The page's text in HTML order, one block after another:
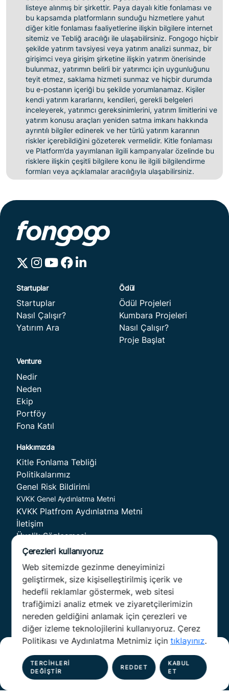
fonlandı Süre Tamamlandı
Yatırımcı Sayısı 111 Min. Yatırım Tutarı 100 TL
listeye alınmış bir şirkettir. Paya dayalı kitle fonlaması ve
bu kapsamda platformların sunduğu hizmetlere yahut
diğer kitle fonlaması faaliyetlerine ilişkin bilgilere internet
sitemiz ve Tebliğ aracılığı ile ulaşabilirsiniz. Fongogo hiçbir
şekilde yatırım tavsiyesi veya yatırım analizi sunmaz, bir
girişimci veya girişim şirketine ilişkin yatırım önerisinde
bulunmaz, yatırımın belirli bir yatırımcı için uygunluğunu
teyit etmez, saklama hizmeti sunmaz ve hiçbir durumda
bu e-postanın içeriği bu şekilde yorumlanamaz. Kişiler
kendi yatırım kararlarını, kendileri, gerekli belgeleri
inceleyerek, yatırımcı gereksinimlerini, yatırım limitlerini ve
yatırım konusu araçları yeniden satma imkanı hakkında
ayrıntılı bilgiler edinerek ve her türlü yatırım kararının
riskler içerebildiğini gözeterek vermelidir. Kitle fonlaması
ve Platform’da yayımlanan ilgili kampanyalar özelinde bu
risklere ilişkin çeşitli bilgilere konu ile ilgili bilgilendirme
formları veya açıklamalar aracılığıyla ulaşabilirsiniz.
Startuplar
Startuplar
Nasıl Çalışır?
Yatırım Ara
Ödül Projeleri
Kumbara Projeleri
Nasıl Çalışır?
Proje Başlat
Venture
Nedir
Neden
Ekip
Portföy
Fona Katıl
Hakkımızda
Kitle Fonlama Tebliği
Politikalarımız
Genel Risk Bildirimi
KVKK Genel Aydınlatma Metni
KVKK Platfrom Aydınlatma Metni
İletişim
Üyelik Sözleşmesi
Kitle Fonlama Sözleşmesi
İkincil Piyasa ve Pay Devirleri
Fongogo Genel Kurul
Kampanya Raporları
Faaliyet Raporları
Ortaklık Yapısı
Takım
Yönetim Kurulu
Yatırım Komitesi
Danışma Kurulu
Çerez Ayarları
Web sitemizde gezinme deneyiminizi
geliştirmek, size kişiselleştirilmiş içerik ve
hedefli reklamlar göstermek, web sitesi
trafiğimizi analiz etmek ve ziyaretçilerimizin
nereden geldiğini anlamak için çerezleri ve
diğer izleme teknolojilerini kullanıyoruz. Çerez
Politikası ve Aydınlatma Metnimiz içintıklayınız.
TERCİHLERİ
DEĞİŞTİR
REDDET
KABUL
ET